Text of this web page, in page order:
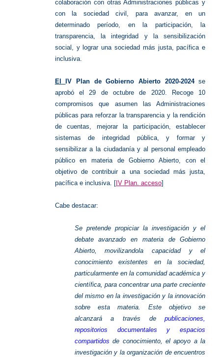
colaboración con otras Administraciones públicas y
con la sociedad civil, para avanzar, en un
determinado período, en la participación, la
transparencia, la integridad y la sensibilización
social, y lograr una sociedad más justa, pacífica e
inclusiva.
El IV Plan de Gobierno Abierto 2020-2024se
aprobó el 29 de octubre de 2020. Recoge 10
compromisos que asumen las Administraciones
públicas para reforzar latransparencia y la rendición
de cuentas, mejorar la participación, establecer
sistemas de integridad pública, y formar y
sensibilizara la ciudadanía y al personal empleado
público en materia de Gobierno Abierto, con el
objetivo decontribuir a una sociedad más justa,
pacífica e inclusiva. [IV Plan. acceso]
Cabe destacar:
Se pretende propiciar la investigación y el
debate avanzado en materia de Gobierno
Abierto, movilizandola capacidad y el
conocimiento existentes en la sociedad,
particularmente en la comunidad académica y
científica, para concentrar una parte creciente
del mismo en la investigación y la innovación
sobre esta materia. Este objetivo se
alcanzará a través depublicaciones,
repositorios documentales y espacios
compartidos de conocimiento, el apoyo a la
investigación y la organización de encuentros